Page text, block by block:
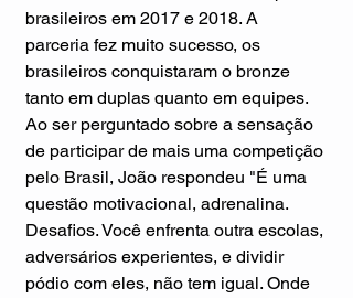
brasileiros em 2017 e 2018. A
parceria fez muito sucesso, os
brasileiros conquistaram o bronze
tanto em duplas quanto em equipes.
Ao ser perguntado sobre a sensação
de participar de mais uma competição
pelo Brasil, João respondeu "É uma
questão motivacional, adrenalina.
Desafios. Você enfrenta outra escolas,
adversários experientes, e dividir
pódio com eles, não tem igual. Onde